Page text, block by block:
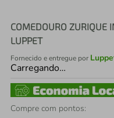
COMEDOURO ZURIQUE
LUPPET
Fornecido e entregue por
Carregando…
Compre com pontos: